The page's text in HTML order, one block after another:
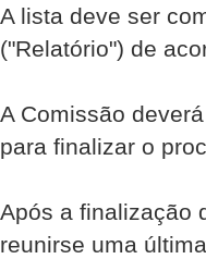
A lista deve ser
("Relatório") de
A Comissão
para finalizar o
Após a finalização
reunir­se uma